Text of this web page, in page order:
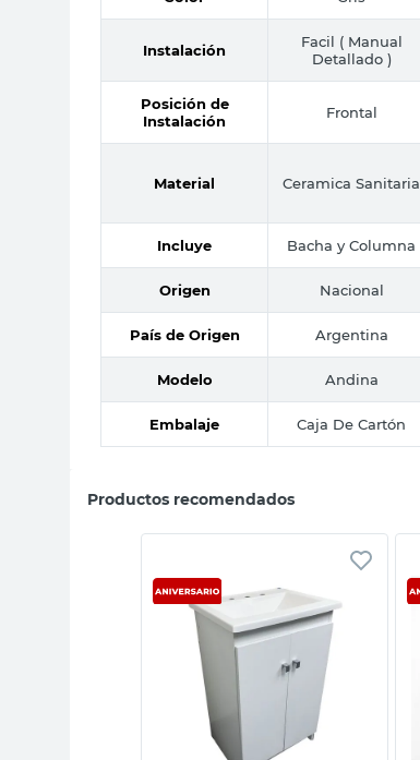
Instalación
Facil ( Manual
Detallado )
Posición de
Instalación
Frontal
Material Ceramica Sanitaria
Incluye Bacha y Columna
Origen Nacional
País de Origen Argentina
Modelo Andina
Embalaje Caja De Cartón
Productos recomendados
Vista rápida